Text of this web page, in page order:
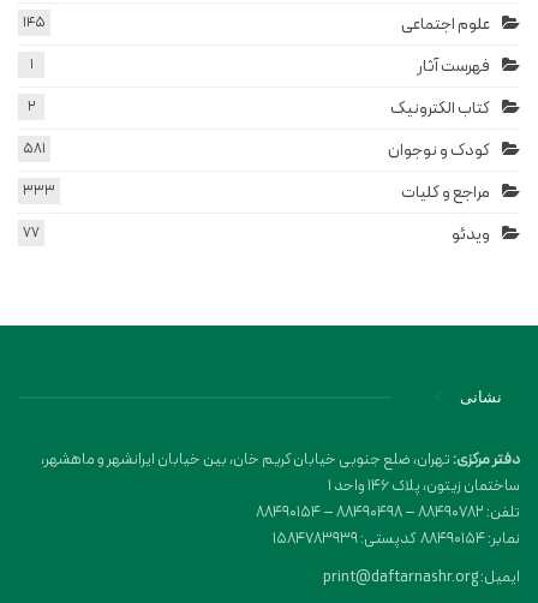
علوم اجتماعی 145
فهرست آثار 1
کتاب الکترونیک 2
کودک و نوجوان 581
مراجع و کلیات 333
ویدئو 77
نشانی
دفتر مرکزی:تهران، ضلع جنوبی خیابان کریم خان، بین خیابان ایرانشهر و ماهشهر،
ساختمان زیتون، پلاک 146 واحد 1
تلفن: 88490782 – 88490498 – 88490154
نمابر: 88490154 کدپستی: 1584783939
ایمیل: print@daftarnashr.org